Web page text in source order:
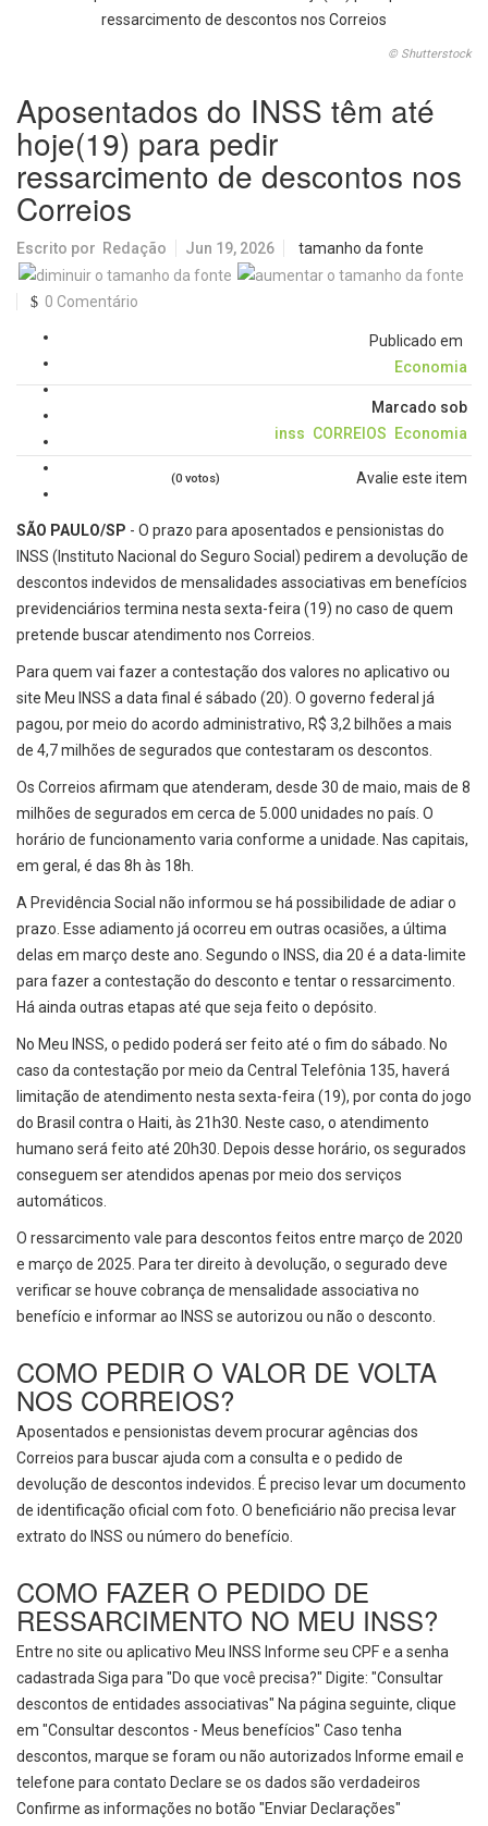
© Shutterstock
Aposentados do INSS têm até
hoje(19) para pedir
ressarcimento de descontos nos
Correios
Escrito por Redação Jun 19, 2026 tamanho da fonte
0 Comentário
Publicado em
Economia
Marcado sob
inss CORREIOS Economia
Avalie este item
(0 votos)
SÃO PAULO/SP - O prazo para aposentados e pensionistas do
INSS (Instituto Nacional do Seguro Social) pedirem a devolução de
descontos indevidos de mensalidades associativas em benefícios
previdenciários termina nesta sexta-feira (19) no caso de quem
pretende buscar atendimento nos Correios.
Para quem vai fazer a contestação dos valores no aplicativo ou
site Meu INSS a data final é sábado (20). O governo federal já
pagou, por meio do acordo administrativo, R$ 3,2 bilhões a mais
de 4,7 milhões de segurados que contestaram os descontos.
Os Correios afirmam que atenderam, desde 30 de maio, mais de 8
milhões de segurados em cerca de 5.000 unidades no país. O
horário de funcionamento varia conforme a unidade. Nas capitais,
em geral, é das 8h às 18h.
A Previdência Social não informou se há possibilidade de adiar o
prazo. Esse adiamento já ocorreu em outras ocasiões, a última
delas em março deste ano. Segundo o INSS, dia 20 é a data-limite
para fazer a contestação do desconto e tentar o ressarcimento.
Há ainda outras etapas até que seja feito o depósito.
No Meu INSS, o pedido poderá ser feito até o fim do sábado. No
caso da contestação por meio da Central Telefônia 135, haverá
limitação de atendimento nesta sexta-feira (19), por conta do jogo
do Brasil contra o Haiti, às 21h30. Neste caso, o atendimento
humano será feito até 20h30. Depois desse horário, os segurados
conseguem ser atendidos apenas por meio dos serviços
automáticos.
O ressarcimento vale para descontos feitos entre março de 2020
e março de 2025. Para ter direito à devolução, o segurado deve
verificar se houve cobrança de mensalidade associativa no
benefício e informar ao INSS se autorizou ou não o desconto.
COMO PEDIR O VALOR DE VOLTA
NOS CORREIOS?
Aposentados e pensionistas devem procurar agências dos
Correios para buscar ajuda com a consulta e o pedido de
devolução de descontos indevidos. É preciso levar um documento
de identificação oficial com foto. O beneficiário não precisa levar
extrato do INSS ou número do benefício.
COMO FAZER O PEDIDO DE
RESSARCIMENTO NO MEU INSS?
Entre no site ou aplicativo Meu INSS Informe seu CPF e a senha
cadastrada Siga para "Do que você precisa?" Digite: "Consultar
descontos de entidades associativas" Na página seguinte, clique
em "Consultar descontos - Meus benefícios" Caso tenha
descontos, marque se foram ou não autorizados Informe email e
telefone para contato Declare se os dados são verdadeiros
Confirme as informações no botão "Enviar Declarações"